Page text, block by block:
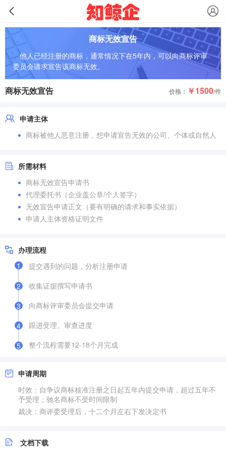
商标无效宣告
他人已经注册的商标，通常情况下在5年内，可以向商标评审
委员会请求宣告该商标无效。
商标无效宣告 价格： ￥1500/件
申请主体
商标被他人恶意注册，想申请宣告无效的公司、个体或自然人
所需材料
商标无效宣告申请书
代理委托书（企业盖公章/个人签字）
无效宣告申请正文（要有明确的请求和事实依据）
申请人主体资格证明文件
办理流程
1
提交遇到的问题，分析注册申请
2
收集证据撰写申请书
3
向商标评审委员会提交申请
4
跟进受理、审查进度
5 整个流程需要12-18个月完成
申请周期
时效：自争议商标核准注册之日起五年内提交申请，超过五年不
予受理；驰名商标不受时间限制
裁决：商评委受理后，十二个月左右下发决定书
文档下载